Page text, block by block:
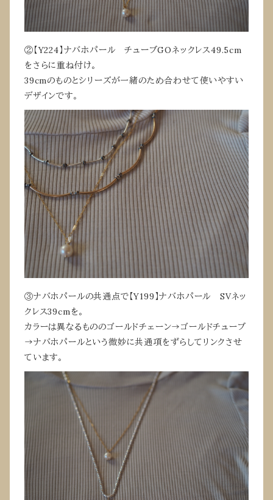
②【Y224】ナバホパール チューブGOネックレス49.5cm
をさらに重ね付け。
39cmのものとシリーズが一緒のため合わせて使いやすい
デザインです。
③ナバホパールの共通点で【Y199】ナバホパール SVネッ
クレス39cmを。
カラーは異なるもののゴールドチェーン→ゴールドチューブ
→ナバホパールという微妙に共通項をずらしてリンクさせ
ています。